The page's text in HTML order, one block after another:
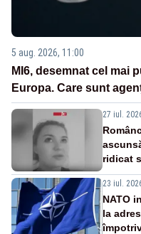
5 aug. 2026, 11:00
MI6, desemnat cel mai
Europa. Care sunt
27 iul.
ridicat
23 iul.
NATO
la